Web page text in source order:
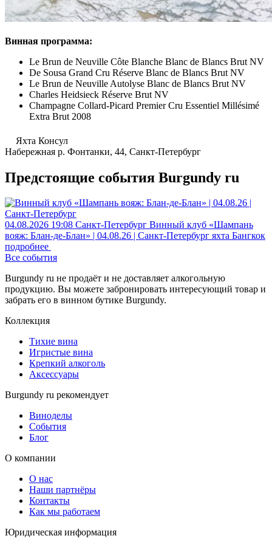
Винная программа:
Le Brun de Neuville Côte Blanche Blanc de Blancs Brut NV
De Sousa Grand Cru Réserve Blanc de Blancs Brut NV
Le Brun de Neuville Autolyse Blanc de Blancs Brut NV
Charles Heidsieck Réserve Brut NV
Champagne Collard-Picard Premier Cru Essentiel Millésimé
Extra Brut 2008
Яхта Консул
Набережная р. Фонтанки, 44, Санкт-Петербург
Предстоящие события Burgundy ru
04.08.2026 19:08 Санкт-Петербург Винный клуб «Шампань
вояж: Блан-де-Блан» | 04.08.26 | Санкт-Петербург яхта Бангкок
подробнее
Все события
Burgundy ru не продаёт и не доставляет алкогольную
продукцию. Вы можете забронировать интересующий товар и
забрать его в винном бутике Burgundy.
Коллекция
Тихие вина
Игристые вина
Крепкий алкоголь
Аксессуары
Burgundy ru рекомендует
Виноделы
События
Блог
О компании
О нас
Наши партнёры
Контакты
Как мы работаем
Юридическая информация